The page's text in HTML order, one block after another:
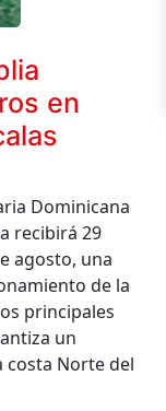
en
Dominicana
recibirá 29
agosto, una
de la
principales
un
costa Norte del